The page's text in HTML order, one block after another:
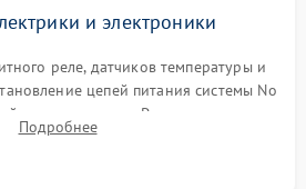
и электроники
реле, датчиков температуры и
цепей питания системы No
и вентилятор. Ремонт или замена
при сбоях алгоритмов.
Подробнее